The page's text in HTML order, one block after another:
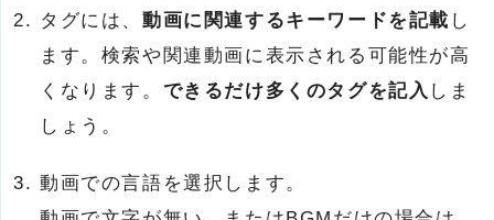
タグには、 動画に関連するキーワードを記載 し
ます。検索や関連動画に表示される可能性が高
くなります。 できるだけ多くのタグを記入 しま
しょう。
動画での言語を選択します。